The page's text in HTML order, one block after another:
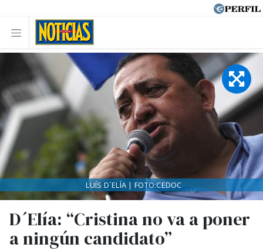
D´Elía: “Cristina no va a poner
a ningún candidato”
LUÍS D´ELÍA | FOTO:CEDOC